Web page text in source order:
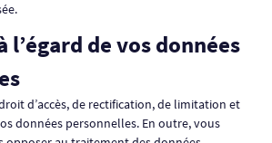
l’égard de vos données
d’accès, de rectification, de limitation et
données personnelles. En outre, vous